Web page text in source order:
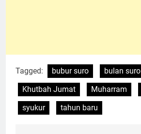
Tagged: bubur suro bulan suro
Khutbah Jumat
Muharram
syukur
tahun baru